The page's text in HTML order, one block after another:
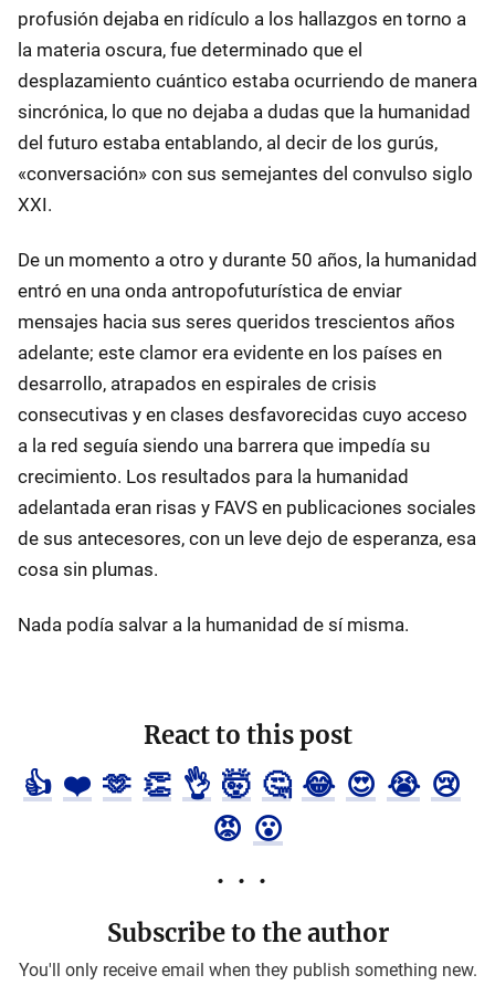
profusión dejaba en ridículo a los hallazgos en torno a
la materia oscura, fue determinado que el
desplazamiento cuántico estaba ocurriendo de manera
sincrónica, lo que no dejaba a dudas que la humanidad
del futuro estaba entablando, al decir de los gurús,
«conversación» con sus semejantes del convulso siglo
XXI.
De un momento a otro y durante 50 años, la humanidad
entró en una onda antropofuturística de enviar
mensajes hacia sus seres queridos trescientos años
adelante; este clamor era evidente en los países en
desarrollo, atrapados en espirales de crisis
consecutivas y en clases desfavorecidas cuyo acceso
a la red seguía siendo una barrera que impedía su
crecimiento. Los resultados para la humanidad
adelantada eran risas y FAVS en publicaciones sociales
de sus antecesores, con un leve dejo de esperanza, esa
cosa sin plumas.
Nada podía salvar a la humanidad de sí misma.
React to this post
👍 ❤️ 🫶 👏 👌 🤯 🤔 😂 😍 😭 😢
😡 😮
Subscribe to the author
You'll only receive email when they publish something new.